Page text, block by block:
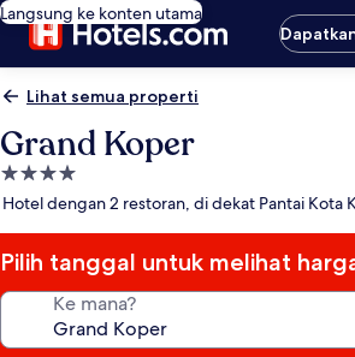
Langsung ke konten utama
Lihat semua properti
Grand Koper
Properti
bintang
Hotel dengan 2 restoran, di dekat Pantai Kota
Pilih tanggal untuk melihat
Ke mana?